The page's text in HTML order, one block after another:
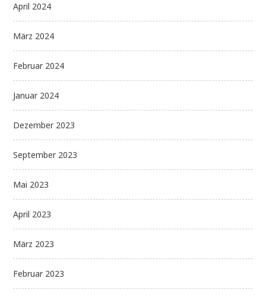
April 2024
März 2024
Februar 2024
Januar 2024
Dezember 2023
September 2023
Mai 2023
April 2023
März 2023
Februar 2023